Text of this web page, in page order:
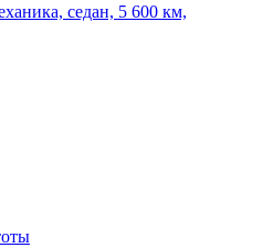
седан, 5 600 км,